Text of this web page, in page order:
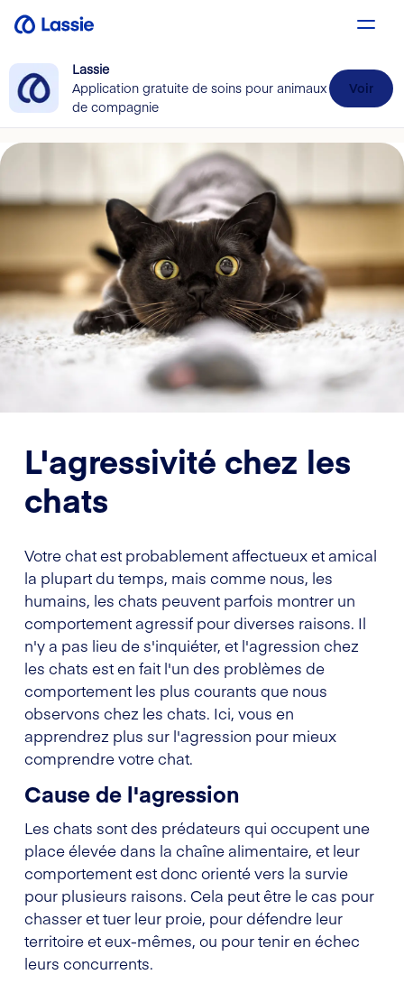
Lassie
Application gratuite de soins pour animaux
de compagnie
Voir
L'agressivité chez les
chats
Votre chat est probablement affectueux et amical
la plupart du temps, mais comme nous, les
humains, les chats peuvent parfois montrer un
comportement agressif pour diverses raisons. Il
n'y a pas lieu de s'inquiéter, et l'agression chez
les chats est en fait l'un des problèmes de
comportement les plus courants que nous
observons chez les chats. Ici, vous en
apprendrez plus sur l'agression pour mieux
comprendre votre chat.
Cause de l'agression
Les chats sont des prédateurs qui occupent une
place élevée dans la chaîne alimentaire, et leur
comportement est donc orienté vers la survie
pour plusieurs raisons. Cela peut être le cas pour
chasser et tuer leur proie, pour défendre leur
territoire et eux-mêmes, ou pour tenir en échec
leurs concurrents.